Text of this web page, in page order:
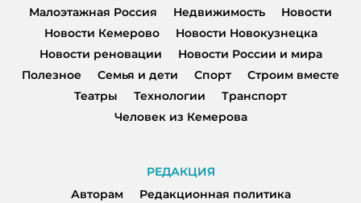
Малоэтажная Россия
Недвижимость
Новости
Новости Кемерово
Новости Новокузнецка
Новости реновации
Новости России и мира
Полезное
Семья и дети Спорт
Строим вместе
Театры
Технологии
Транспорт
Человек из Кемерова
РЕДАКЦИЯ
Авторам
Редакционная политика